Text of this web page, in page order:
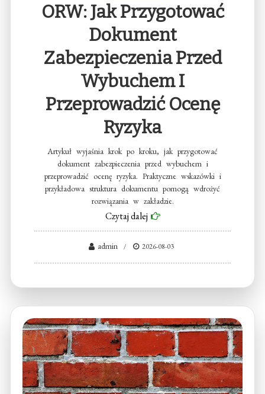
ORW: Jak Przygotować
Dokument
Zabezpieczenia Przed
Wybuchem I
Przeprowadzić Ocenę
Ryzyka
Artykuł wyjaśnia krok po kroku, jak przygotować
dokument zabezpieczenia przed wybuchem i
przeprowadzić ocenę ryzyka. Praktyczne wskazówki i
przykładowa struktura dokumentu pomogą wdrożyć
rozwiązania w zakładzie.
Czytaj dalej
admin 2026-08-03